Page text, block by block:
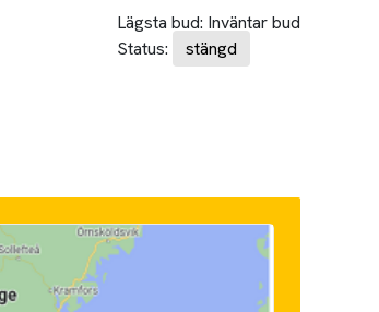
Lägsta bud: Inväntar bud
Status:
stängd